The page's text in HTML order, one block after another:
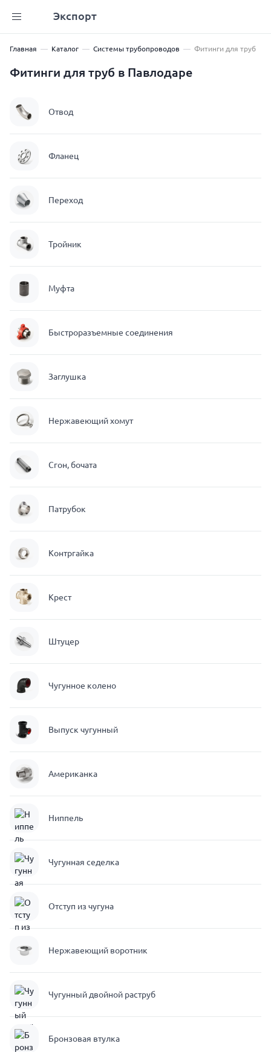
Экспорт
Главная Каталог Системы трубопроводов Фитинги для труб
Фитинги для труб в Павлодаре
Отвод
Фланец
Переход
Тройник
Муфта
Быстроразъемные соединения
Заглушка
Нержавеющий хомут
Сгон, бочата
Патрубок
Контргайка
Крест
Штуцер
Чугунное колено
Выпуск чугунный
Американка
Ниппель
Чугунная седелка
Отступ из чугуна
Нержавеющий воротник
Чугунный двойной раструб
Бронзовая втулка